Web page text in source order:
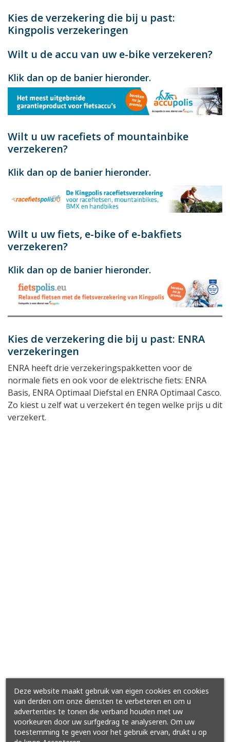
Kies de verzekering die bij u past:
Kingpolis verzekeringen
Wilt u de accu van uw e-bike verzekeren?
Klik dan op de banier hieronder.
Wilt u uw racefiets of mountainbike
verzekeren?
Klik dan op de banier hieronder.
Wilt u uw fiets, e-bike of e-bakfiets
verzekeren?
Klik dan op de banier hieronder.
Kies de verzekering die bij u past: ENRA
verzekeringen
ENRA heeft drie verzekeringspakketten voor de
normale fiets en ook voor de elektrische fiets: ENRA
Basis, ENRA Optimaal Diefstal en ENRA Optimaal Casco.
Zo kiest u zelf wat u verzekert én tegen welke prijs u dit
verzekert.
Deze website maakt gebruik van eigen cookies en cookies
van derden om onze diensten te verbeteren en om u
advertenties te tonen die verband houden met uw
voorkeuren door uw surfgedrag te analyseren. Om uw
toestemming te geven voor het gebruik ervan, drukt u op